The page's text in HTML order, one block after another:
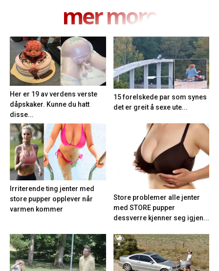
mer moro
Her er 19 av verdens verste
dåpskaker. Kunne du hatt
disse...
15 forelskede par som synes
det er greit å sexe ute...
Irriterende ting jenter med
store pupper opplever når
varmen kommer
Store problemer alle jenter
med STORE pupper
dessverre kjenner seg igjen...